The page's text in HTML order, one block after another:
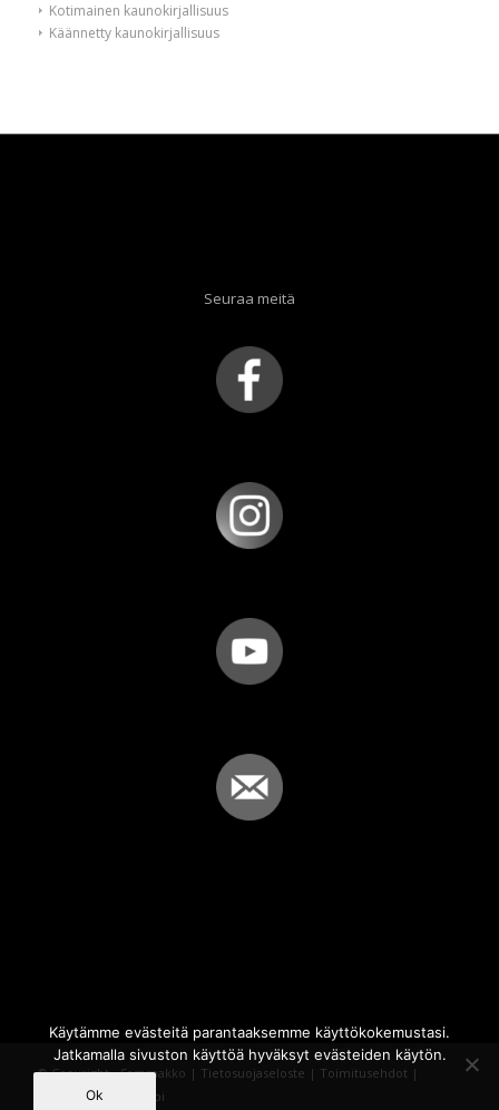
Kotimainen kaunokirjallisuus
Käännetty kaunokirjallisuus
Seuraa meitä
© Copyright - Sammakko | Tietosuojaseloste | Toimitusehdot |
Powered by
iQWebbi
Käytämme evästeitä parantaaksemme käyttökokemustasi.
Jatkamalla sivuston käyttöä hyväksyt evästeiden käytön.
Ok